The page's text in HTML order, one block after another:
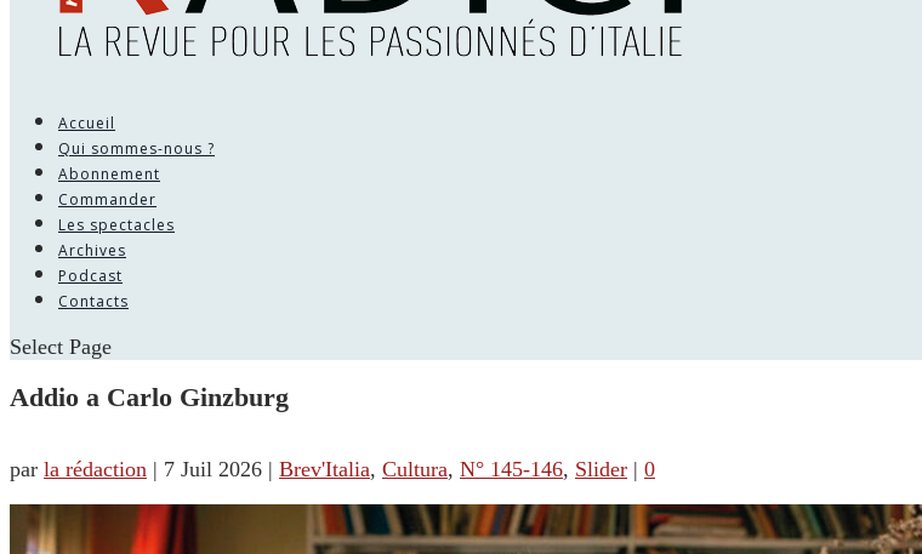
Accueil
Qui sommes-nous ?
Abonnement
Commander
Les spectacles
Archives
Podcast
Contacts
Select Page
Addio a Carlo Ginzburg
par la rédaction | 7 Juil 2026 | Brev'Italia, Cultura, N° 145-146, Slider | 0